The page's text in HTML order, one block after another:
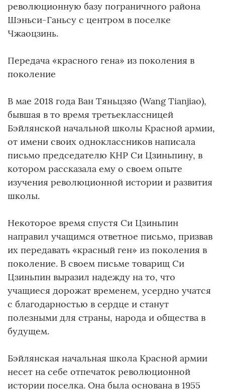
революционную базу пограничного района
Шэньси-Ганьсу с центром в поселке
Чжаоцзинь.
Передача «красного гена» из поколения в
поколение
В мае 2018 года Ван Тяньцзяо (Wang Tianjiao),
бывшая в то время третьеклассницей
Бэйлянской начальной школы Красной армии,
от имени своих одноклассников написала
письмо председателю КНР Си Цзиньпину, в
котором рассказала ему о своем опыте
изучения революционной истории и развития
школы.
Некоторое время спустя Си Цзиньпин
направил учащимся ответное письмо, призвав
их передавать «красный ген» из поколения в
поколение. В своем письме товарищ Си
Цзиньпин выразил надежду на то, что
учащиеся дорожат временем, усердно учатся
с благодарностью в сердце и станут
полезными для страны, народа и общества в
будущем.
Бэйлянская начальная школа Красной армии
несет на себе отпечаток революционной
истории поселка. Она была основана в 1955